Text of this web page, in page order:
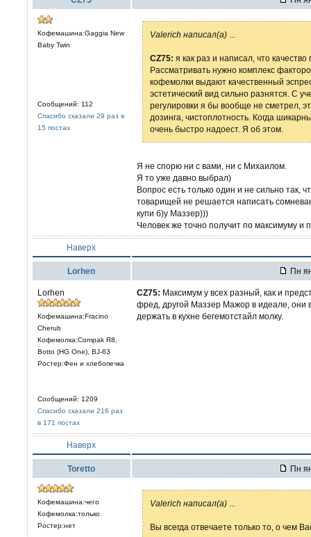
Кофемашина:Gaggia New
Baby Twin
Сообщений: 112
Спасибо сказали 29 раз в
15 постах
Valerich написал(а)
CZ75: я как раз и написал, что
Рассматривать нужно комплекс
кофемолки выдают качественный
эстетический вид сильно разнятся. С
регулировки я бы вообще не сметрел,
дозинга, чистоплотность. Когда
очень быстро надоест. Я об этом.
Я не спорю ни с вами, ни с Михаилом.
Я то уже давно выбрал)
Вопрос есть только один и не сильно так,
товарищей не решается написать
купи б)у Маззер)))
Человек же точно получит по максимуму и
Наверх
Lorhen Пн
Lorhen
Кофемашина:Fracino
Cherub
Кофемолка:Compak R8,
Botto (HG One), BJ-63
Ростер:Фен и хлебопечка
Сообщений: 1209
Спасибо сказали 216 раз
в 171 постах
CZ75: Максимум у всех разный, как и
фред, другой Маззер Мажор в идеале, они
держать в кухне бегемотстайл молку.
Наверх
Toretto Пн
Кофемашина:чего
Кофемолка:только
Ростер:нет
Valerich написал(а)
Вы всегда отвечаете только то, о чем